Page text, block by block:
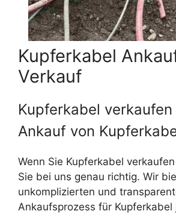
Kupferkabel
Verkauf
Kupferkabel verkaufen
Ankauf von
Wenn Sie Kupferkabel
Sie bei uns genau richtig. Wir
unkomplizierten und
Ankaufsprozess für